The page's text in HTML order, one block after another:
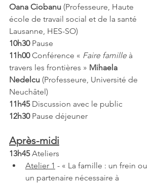
Oana Ciobanu (Professeure, Haute
école de travail social et de la santé
Lausanne, HES-SO)
10h30 Pause
11h00 Conférence « Faire famille à
travers les frontières » Mihaela
Nedelcu (Professeure, Université de
Neuchâtel)
11h45 Discussion avec le public
12h30 Pause déjeuner
Après-midi
13h45 Ateliers
Atelier 1 - « La famille : un frein ou
un partenaire nécessaire à